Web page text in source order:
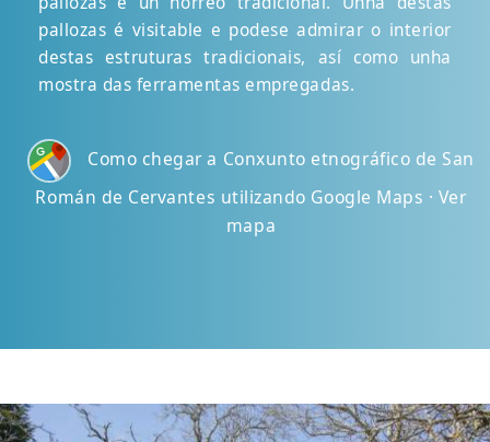
pallozas é visitable e podese admirar o interior
destas estruturas tradicionais, así como unha
mostra das ferramentas empregadas.
Como chegar a Conxunto etnográfico de San
Román de Cervantes utilizando Google Maps · Ver
mapa